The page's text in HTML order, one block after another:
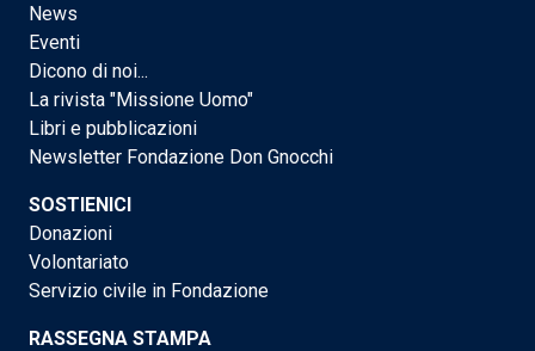
News
Eventi
Dicono di noi...
La rivista "Missione Uomo"
Libri e pubblicazioni
Newsletter Fondazione Don Gnocchi
SOSTIENICI
Donazioni
Volontariato
Servizio civile in Fondazione
RASSEGNA STAMPA